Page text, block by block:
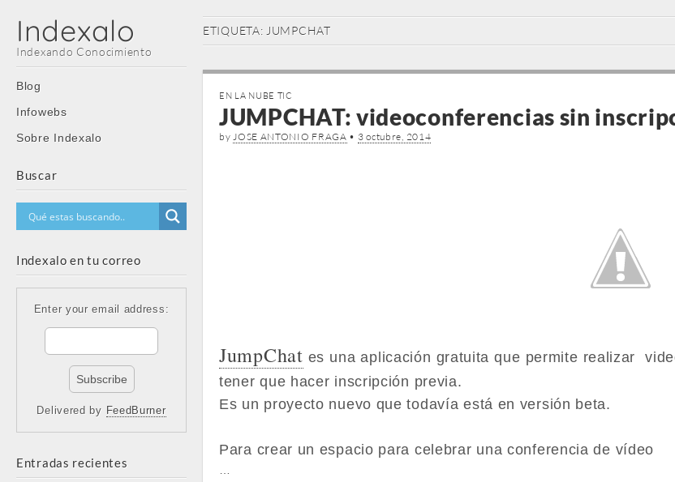
Indexalo
Indexando Conocimiento
Main
menu
Skip
content
Blog
Infowebs
Sobre Indexalo
Buscar
Indexalo en tu correo
Enter your email address:
Delivered by FeedBurner
Entradas recientes
ETIQUETA: JUMPCHAT
EN LA NUBE TIC
JUMPCHAT: videoconferencias sin
byJOSE ANTONIO FRAGA • 3 octubre, 2014
JumpChat es una aplicación gratuita que permite realizar
tener que hacer inscripción previa.
Es un proyecto nuevo que todavía está en versión beta.
Para crear un espacio para celebrar una conferencia de vídeo